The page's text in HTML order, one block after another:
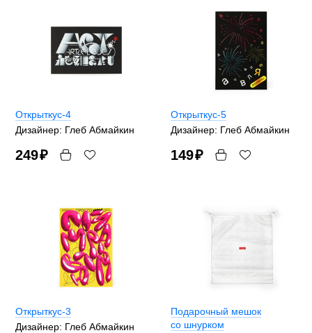
Открыткус-4
Дизайнер: Глеб Абмайкин
249₽
Открыткус-5
Дизайнер: Глеб Абмайкин
149₽
Открыткус-3
Дизайнер: Глеб Абмайкин
Подарочный мешок
со шнурком